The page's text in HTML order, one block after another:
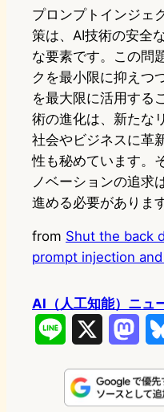
プロンプトインジェ
策は、AI技術の安全
な要素です。この問
クを最小限に抑えつ
を最大限に活用する
術の進化は、新たな
社会やビジネスに革
性も秘めています。
ノベーションの追求
進める必要があります
from Shut the back
prompt injection
AI（人工知能）ニュ
n
s